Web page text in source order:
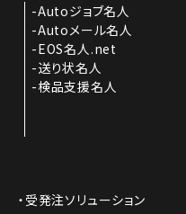
Autoジョブ名人
Autoメール名人
EOS名人.net
送り状名人
検品支援名人
受発注ソリューション